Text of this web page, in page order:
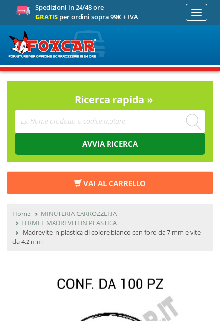
Spedizioni in 24/48 ore
GRATIS per ordini sopra 99€ + IVA
Toggle
Ricerca rapida »
AVVIA RICERCA
VAI AL CARRELLO
Home
MINUTERIA CARROZZERIA
FERMI E MADREVITI IN PLASTICA
Madrevite in plastica di colore bianco con foro da 7 mm e vite
da 4,2 mm